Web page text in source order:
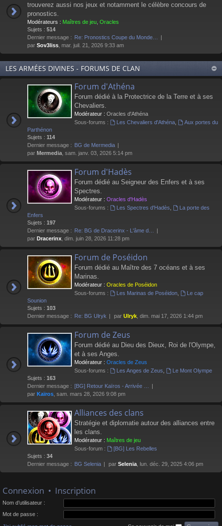
trouverez aussi nos jeux et notamment le célèbre concours de
pronostics.
Modérateurs : Maîtres de jeu Oracles
Sujets : 514
Dernier message : Re: Pronostics Coupe du Monde…
par Sov3liss , mar. juil. 21, 2026 9:33 am
LES ARMÉES DIVINES - FORUMS DE CLAN
Forum d'Athéna
Forum dédié à la Protectrice de la Terre et à ses
Chevaliers.
Modérateur : Oracles d'Athéna
Sous-forums :
Les Chevaliers d'Athéna,
Aux portes du
Parthénon
Sujets : 114
Dernier message : BG de Mermedia
par Mermedia , sam. janv. 03, 2026 5:14 pm
Forum d'Hadès
Forum dédié au Seigneur des Enfers et à ses
Spectres.
Modérateur : Oracles d'Hadès
Sous-forums :
Les Spectres d'Hadès
La porte des
Enfers
Sujets : 197
Dernier message : Re: BG de Dracerinx - L'âme d…
par Dracerinx , dim. juin 28, 2026 11:28 pm
Forum de Poséidon
Forum dédié au Maître des 7 océans et à ses
Marinas.
Modérateur : Oracles de Poséidon
Sous-forums :
Les Marinas de Poséidon,
Le cap
Sounion
Sujets : 103
Dernier message : Re: BG Ulryk par Ulryk , dim. mai 17, 2026 1:44 pm
Forum de Zeus
Forum dédié au Dieu des Dieux, Roi de l'Olympe,
et à ses Anges.
Modérateur : Oracles de Zeus
Sous-forums :
Les Anges de Zeus
Le Mont Olympe
Sujets : 163
Dernier message : [BG] Retour Kaïros - Arrivée …
par Kaïros , sam. mars 28, 2026 9:08 pm
Alliances des clans
Stratégie et diplomatie autour des alliances entre
les clans.
Modérateur : Maîtres de jeu
Sous-forum :
[BG] Les Rebelles
Sujets : 34
Dernier message : BG Selenia par Selenia , lun. déc. 29, 2025 4:06 pm
Connexion • Inscription
Nom d’utilisateur :
Mot de passe :